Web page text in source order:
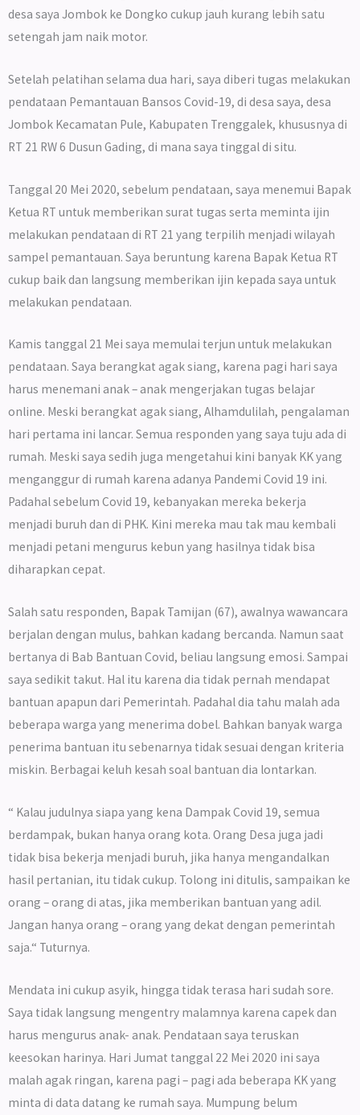
desa saya Jombok ke Dongko cukup jauh kurang lebih satu
setengah jam naik motor.
Setelah pelatihan selama dua hari, saya diberi tugas melakukan
pendataan Pemantauan Bansos Covid-19, di desa saya, desa
Jombok Kecamatan Pule, Kabupaten Trenggalek, khususnya di
RT 21 RW 6 Dusun Gading, di mana saya tinggal di situ.
Tanggal 20 Mei 2020, sebelum pendataan, saya menemui Bapak
Ketua RT untuk memberikan surat tugas serta meminta ijin
melakukan pendataan di RT 21 yang terpilih menjadi wilayah
sampel pemantauan. Saya beruntung karena Bapak Ketua RT
cukup baik dan langsung memberikan ijin kepada saya untuk
melakukan pendataan.
Kamis tanggal 21 Mei saya memulai terjun untuk melakukan
pendataan. Saya berangkat agak siang, karena pagi hari saya
harus menemani anak – anak mengerjakan tugas belajar
online. Meski berangkat agak siang, Alhamdulilah, pengalaman
hari pertama ini lancar. Semua responden yang saya tuju ada di
rumah. Meski saya sedih juga mengetahui kini banyak KK yang
menganggur di rumah karena adanya Pandemi Covid 19 ini.
Padahal sebelum Covid 19, kebanyakan mereka bekerja
menjadi buruh dan di PHK. Kini mereka mau tak mau kembali
menjadi petani mengurus kebun yang hasilnya tidak bisa
diharapkan cepat.
Salah satu responden, Bapak Tamijan (67), awalnya wawancara
berjalan dengan mulus, bahkan kadang bercanda. Namun saat
bertanya di Bab Bantuan Covid, beliau langsung emosi. Sampai
saya sedikit takut. Hal itu karena dia tidak pernah mendapat
bantuan apapun dari Pemerintah. Padahal dia tahu malah ada
beberapa warga yang menerima dobel. Bahkan banyak warga
penerima bantuan itu sebenarnya tidak sesuai dengan kriteria
miskin. Berbagai keluh kesah soal bantuan dia lontarkan.
“ Kalau judulnya siapa yang kena Dampak Covid 19, semua
berdampak, bukan hanya orang kota. Orang Desa juga jadi
tidak bisa bekerja menjadi buruh, jika hanya mengandalkan
hasil pertanian, itu tidak cukup. Tolong ini ditulis, sampaikan ke
orang – orang di atas, jika memberikan bantuan yang adil.
Jangan hanya orang – orang yang dekat dengan pemerintah
saja.“ Tuturnya.
Mendata ini cukup asyik, hingga tidak terasa hari sudah sore.
Saya tidak langsung mengentry malamnya karena capek dan
harus mengurus anak- anak. Pendataan saya teruskan
keesokan harinya. Hari Jumat tanggal 22 Mei 2020 ini saya
malah agak ringan, karena pagi – pagi ada beberapa KK yang
minta di data datang ke rumah saya. Mumpung belum